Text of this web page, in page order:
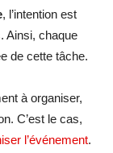
, l’intention est
Ainsi, chaque
de cette tâche.
à organiser,
C’est le cas,
l’événement.